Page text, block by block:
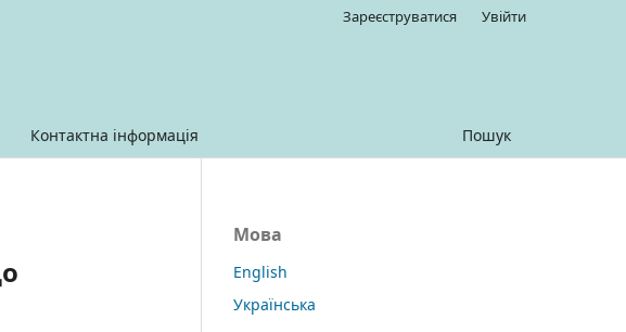
Контактна інформація Пошук
Зареєструватися Увійти
Мова
English
Українська